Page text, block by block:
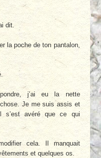
dit.
la poche de ton pantalon,
j’ai eu la nette
chose. Je me suis assis et
s’est avéré que ce qui
cela. Il manquait
et quelques os.